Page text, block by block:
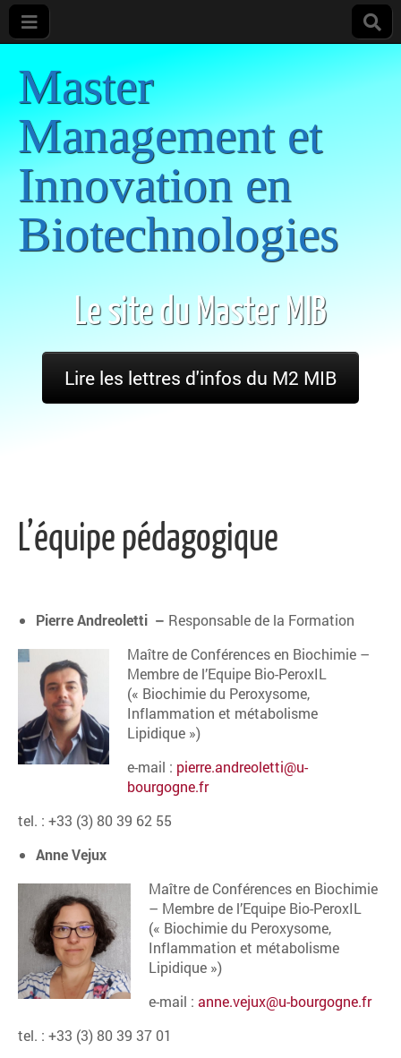
Master
Management et
Innovation en
Biotechnologies
Le site du Master MIB
Lire les lettres d'infos du M2 MIB
L’équipe pédagogique
Pierre Andreoletti – Responsable de la Formation
Maître de Conférences en Biochimie –
Membre de l’Equipe Bio-PeroxIL
(« Biochimie du Peroxysome,
Inflammation et métabolisme
Lipidique »)
e-mail : pierre.andreoletti@u-
bourgogne.fr
tel. : +33 (3) 80 39 62 55
Anne Vejux
Maître de Conférences en Biochimie
– Membre de l’Equipe Bio-PeroxIL
(« Biochimie du Peroxysome,
Inflammation et métabolisme
Lipidique »)
e-mail : anne.vejux@u-bourgogne.fr
tel. : +33 (3) 80 39 37 01